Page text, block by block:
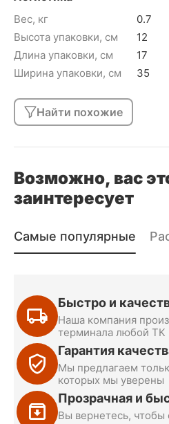
Вес, кг
0.7
Высота упаковки, см
12
Длина упаковки, см
17
Ширина упаковки, см
35
Найти похожие
Возможно, вас
заинтересует
Самые популярные
Быстро и
Наша компания
терминала любой
Гарантия
Мы предлагаем
которых мы уверены
Прозрачная и
Вы вернетесь, чтобы